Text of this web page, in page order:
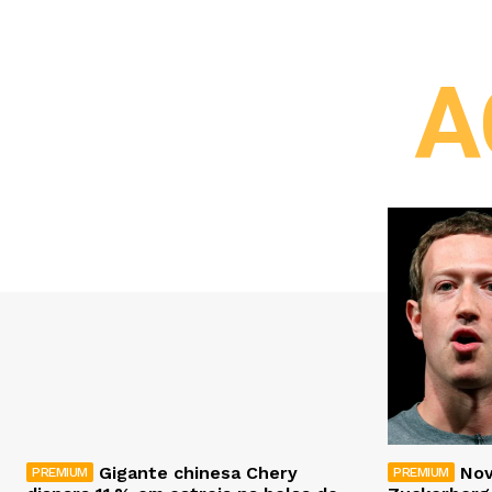
Gigante chinesa Chery